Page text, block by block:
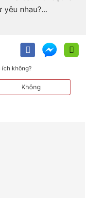
nhau?...
ích không?
Không